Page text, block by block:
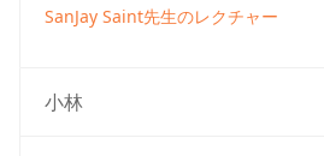
SanJay Saint先生のレクチャー
小林